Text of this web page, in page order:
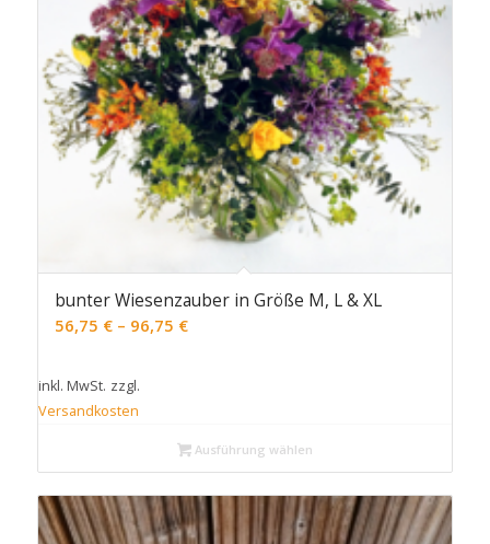
bunter Wiesenzauber in Größe M, L & XL
56,75 €– 96,75 €
inkl. MwSt. zzgl.
Versandkosten
Ausführung wählen